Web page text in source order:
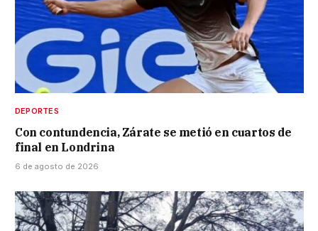
DEPORTES
Con contundencia, Zárate se metió en cuartos de
final en Londrina
6 de agosto de 2026